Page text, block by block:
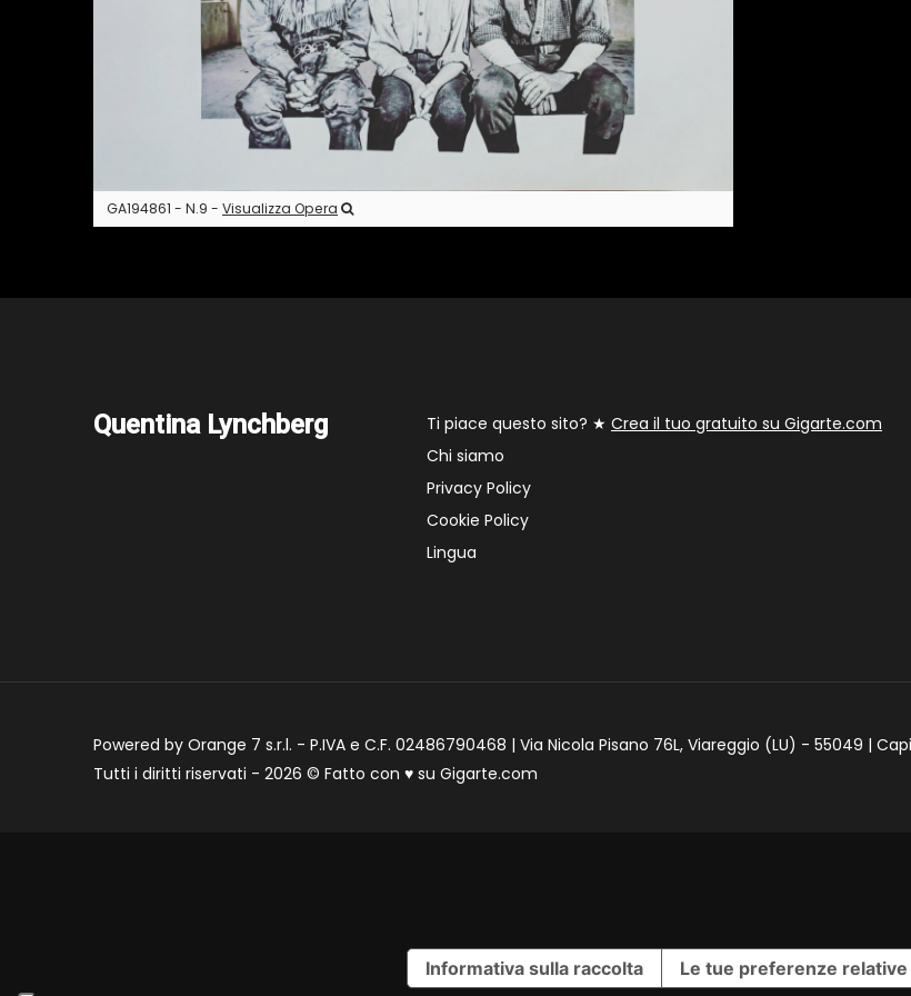
GA194861 - N.9 - Visualizza Opera
Quentina Lynchberg Ti piace questo sito? ★ Crea il tuo gratuito su Gigarte.com
Chi siamo
Privacy Policy
Cookie Policy
Lingua
Powered by Orange 7 s.r.l. - P.IVA e C.F. 02486790468 | Via Nicola Pisano 76L, Viareggio (LU) - 55049 |
Tutti i diritti riservati - 2026 © Fatto con ♥ su Gigarte.com
Informativa sulla raccolta Le tue preferenze relative